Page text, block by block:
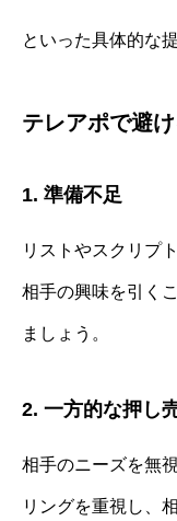
といった具体的な
テレアポで避
1. 準備不足
リストやスクリプ
相手の興味を引く
ましょう。
2. 一方的な押し
相手のニーズを無
リングを重視し、